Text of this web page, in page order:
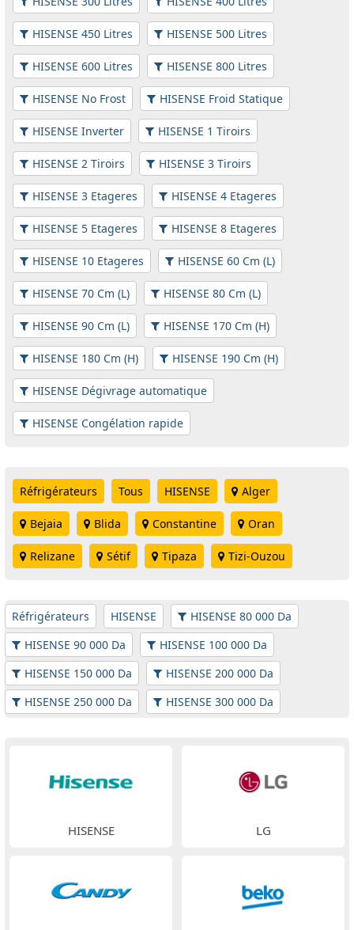
HISENSE 450 Litres HISENSE 500 Litres
HISENSE 600 Litres HISENSE 800 Litres
HISENSE No Frost HISENSE Froid Statique
HISENSE Inverter HISENSE 1 Tiroirs
HISENSE 2 Tiroirs HISENSE 3 Tiroirs
HISENSE 3 Etageres HISENSE 4 Etageres
HISENSE 5 Etageres HISENSE 8 Etageres
HISENSE 10 Etageres HISENSE 60 Cm (L)
HISENSE 70 Cm (L) HISENSE 80 Cm (L)
HISENSE 90 Cm (L) HISENSE 170 Cm (H)
HISENSE 180 Cm (H) HISENSE 190 Cm (H)
HISENSE Dégivrage automatique
HISENSE Congélation rapide
Réfrigérateurs Tous HISENSE Alger
Bejaia Blida Constantine Oran
Relizane Sétif Tipaza Tizi-Ouzou
Réfrigérateurs HISENSE
HISENSE 80 000 Da
HISENSE 90 000 Da
HISENSE 100 000 Da
HISENSE 150 000 Da
HISENSE 200 000 Da
HISENSE 250 000 Da
HISENSE 300 000 Da
HISENSE LG